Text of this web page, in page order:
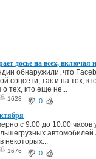
досье на всех, включая
обнаружили, что
соцсети, так и на тех,
тех, кто еще не...
1628 0
с 9.00 до 10.00 часов
некоторых...
1676 0